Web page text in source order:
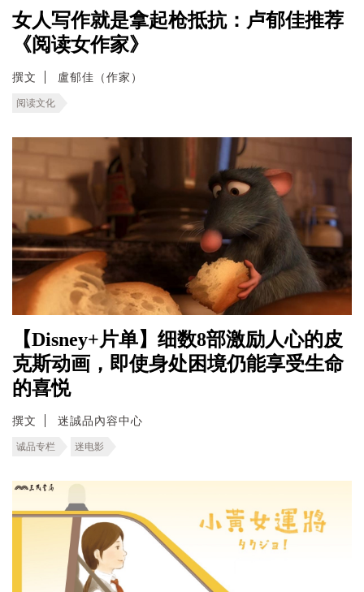
女人写作就是拿起枪抵抗：卢郁佳推荐
《阅读女作家》
撰文 盧郁佳（作家）
阅读文化
【Disney+片单】细数8部激励人心的皮
克斯动画，即使身处困境仍能享受生命
的喜悦
撰文 迷誠品內容中心
诚品专栏 迷电影